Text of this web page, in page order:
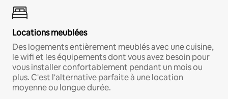
Locations meublées
Des logements entièrement meublés avec une cuisine,
le wifi et les équipements dont vous avez besoin pour
vous installer confortablement pendant un mois ou
plus. C'est l'alternative parfaite à une location
moyenne ou longue durée.